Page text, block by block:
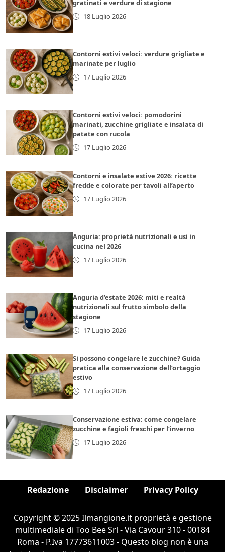
gratinati e verdure di stagione
18 Luglio 2026
Contorni estivi veloci: verdure grigliate e
marinate per luglio
17 Luglio 2026
Contorni estivi veloci: pomodorini
marinati, zucchine grigliate e insalata di
patate con rucola
17 Luglio 2026
Contorni e insalate estive 2026: ricette
fredde e colorate per tavoli all’aperto
17 Luglio 2026
Anguria: proprietà nutrizionali e usi in
cucina nel 2026
17 Luglio 2026
Anguria d’estate 2026: miti e realtà
nutrizionali sul frutto simbolo della
stagione
17 Luglio 2026
Si possono congelare le zucchine? Guida
pratica alla conservazione dell’ortaggio
estivo
17 Luglio 2026
Conservazione estiva: come congelare
zucchine e fagioli freschi per l’inverno
17 Luglio 2026
Redazione Disclaimer Privacy Policy
Copyright © 2025 Ilmangione.it proprietà e gestione
multimediale di Too Bee Srl - Via Cavour 310 - 00184
Roma - P.Iva 17773611003 - Questo blog non è una